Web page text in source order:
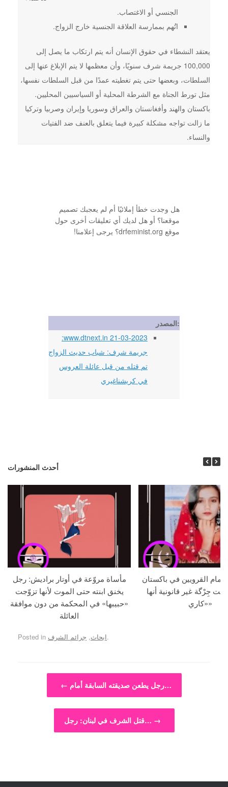
الجنسي أو الاغتصاب.
اتُهم بممارسة العلاقة الجنسية خارج الزواج.
يعتقد النشطاء في حقوق الإنسان أنه يتم ارتكاب ما يصل إلى
100,000 جريمة شرف سنويًا، وأن معظمها لا يتم الإبلاغ عنها إلى
السلطات، وبعضها حتى يتم تغطيته عمدًا من قبل السلطات نفسها،
مثل تورط الجناة مع الشرطة المحلية أو السياسيين المحليين.
باكستان والهند وأفغانستان والعراق وسوريا وإيران وصربيا وتركيا
ما زالت تواجه مشكلة كبيرة فيما يتعلق بالعنف ضد الفتيات
والنساء.
هل وجدت خطأ إملائيًا أم لم يعجبك تصميم
موقعنا؟ أو هل لديك أي تعليقات أخرى حول
موقع drfeminist.org؟ يرجى إعلامنا!
المصدر:
21-03-2023 www.dtnext.in:
جريمة شرف: شباب حديث الزواج
تم قتله من قبل عائلة العروس
في كريشناغيري
أحدث المنشورات
مأساة مروّعة في أوتار براديش: رجل
يخنق ابنته حتى الموت لأنها تزوّجت
«حبيبها» في المحكمة من دون موافقة
العائلة
أمام القرويين في باكستان
جِرْگة غير قانونية أنها
«كاري»
Posted in ابحاث, جرائم الشرف .
Post navigation
← رجل يطعن صديقته السابقة أمام…
قتل الشرف في لبنان: رجل… →